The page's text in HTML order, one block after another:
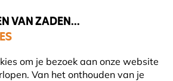
VAN ZADEN...
om je bezoek aan onze website
Van het onthouden van je
beoordeeld in 11 landen